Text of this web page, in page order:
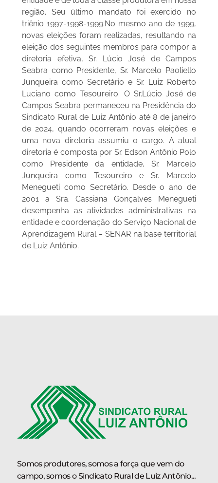
região. Seu último mandato foi exercido no
triênio 1997-1998-1999.No mesmo ano de 1999,
novas eleições foram realizadas, resultando na
eleição dos seguintes membros para compor a
diretoria efetiva, Sr. Lúcio José de Campos
Seabra como Presidente, Sr. Marcelo Paoliello
Junqueira como Secretário e Sr. Luiz Roberto
Luciano como Tesoureiro. O Sr.Lúcio José de
Campos Seabra permaneceu na Presidência do
Sindicato Rural de Luiz Antônio até 8 de janeiro
de 2024, quando ocorreram novas eleições e
uma nova diretoria assumiu o cargo. A atual
diretoria é composta por Sr. Edson Antônio Polo
como Presidente da entidade, Sr. Marcelo
Junqueira como Tesoureiro e Sr. Marcelo
Menegueti como Secretário. Desde o ano de
2001 a Sra. Cassiana Gonçalves Menegueti
desempenha as atividades administrativas na
entidade e coordenação do Serviço Nacional de
Aprendizagem Rural – SENAR na base territorial
de Luiz Antônio.
Somos produtores, somos a força que vem do
campo, somos o Sindicato Rural de Luiz Antônio...